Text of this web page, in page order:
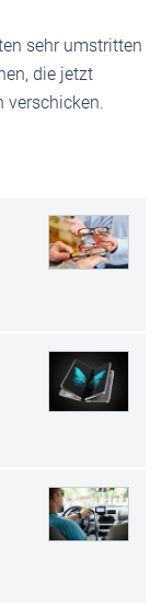
sehr umstritten
die jetzt
verschicken.